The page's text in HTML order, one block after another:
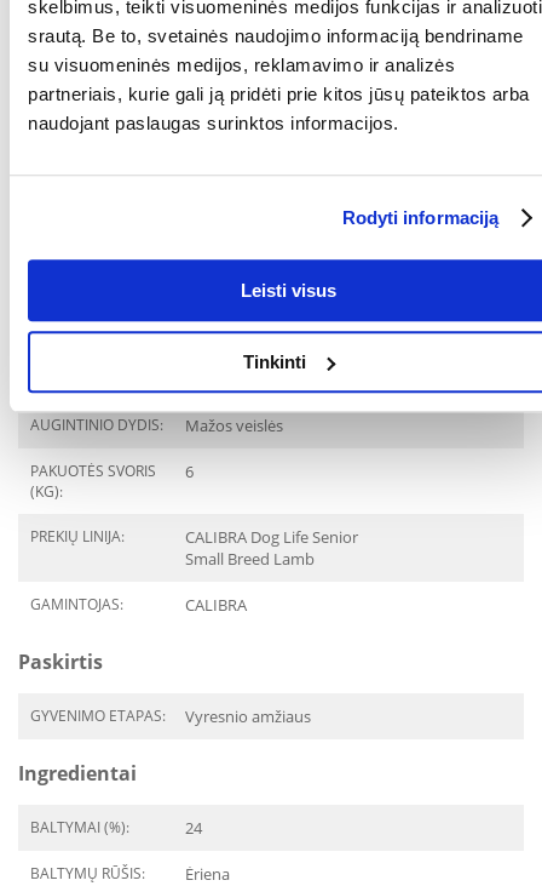
skelbimus, teikti visuomeninės medijos funkcijas ir analizuoti
srautą. Be to, svetainės naudojimo informaciją bendriname
su visuomeninės medijos, reklamavimo ir analizės
partneriais, kurie gali ją pridėti prie kitos jūsų pateiktos arba
naudojant paslaugas surinktos informacijos.
Rodyti informaciją
Leisti visus
Tinkinti
organinis varis (3b406) 14 mg, jodas (3b201) 0,7 mg, organinis selenas
(3b810) 0,2 mg.
Tinkamo naudojimo instrukcija:
115 130
KOKIAM
Šunims
RŪŠIS: Visavertis pašaras
AUGINTINIO DYDIS: Mažos veislės
PAKUOTĖS SVORIS
(KG):
6
PREKIŲ LINIJA:
CALIBRA Dog Life Senior
Small Breed Lamb
GAMINTOJAS: CALIBRA
Paskirtis
GYVENIMO ETAPAS: Vyresnio amžiaus
Ingredientai
BALTYMAI (%): 24
BALTYMŲ RŪŠIS: Ėriena